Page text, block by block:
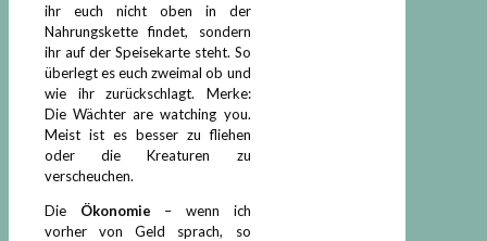
ihr euch nicht oben in der
Nahrungskette findet, sondern
ihr auf der Speisekarte steht. So
überlegt es euch zweimal ob und
wie ihr zurückschlagt. Merke:
Die Wächter are watching you.
Meist ist es besser zu fliehen
oder die Kreaturen zu
verscheuchen.
Die Ökonomie – wenn ich
vorher von Geld sprach, so